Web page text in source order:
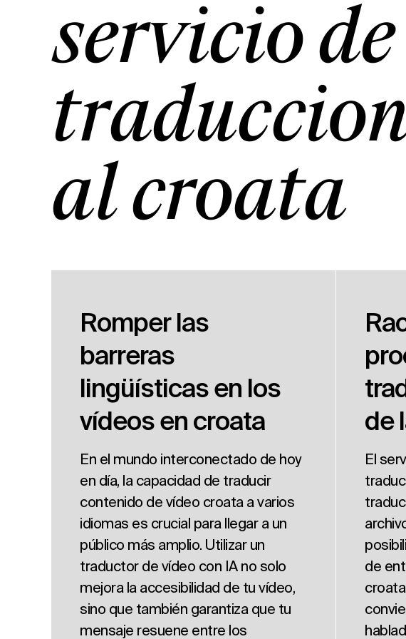
servicio de
al croata
Romper las
barreras
lingüísticas en los
vídeos en croata
En el mundo interconectado de hoy
en día, la capacidad de traducir
contenido de vídeo croata a varios
idiomas es crucial para llegar a un
público más amplio. Utilizar un
traductor de vídeo con IA no solo
mejora la accesibilidad de tu vídeo,
sino que también garantiza que tu
mensaje resuene entre los
de
El
de